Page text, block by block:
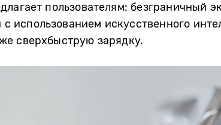
пользователям: безграничный
использованием искусственного
сверхбыструю зарядку.